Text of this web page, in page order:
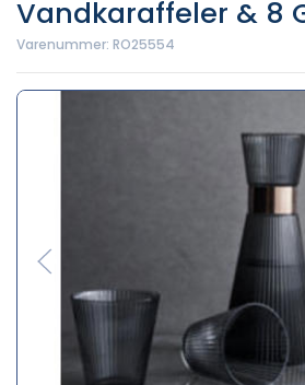
Vandkaraffeler & 8
Varenummer: RO25554